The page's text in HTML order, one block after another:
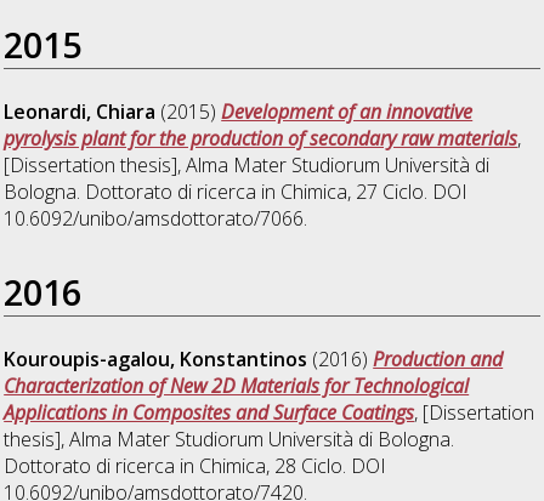
2015
Leonardi, Chiara (2015)Development of an innovative
pyrolysis plant for the production of secondary raw materials,
[Dissertation thesis], Alma Mater Studiorum Università di
Bologna. Dottorato di ricerca in Chimica, 27 Ciclo. DOI
10.6092/unibo/amsdottorato/7066.
2016
Kouroupis-agalou, Konstantinos (2016)Production and
Characterization of New 2D Materials for Technological
Applications in Composites and Surface Coatings, [Dissertation
thesis], Alma Mater Studiorum Università di Bologna.
Dottorato di ricerca in Chimica, 28 Ciclo. DOI
10.6092/unibo/amsdottorato/7420.